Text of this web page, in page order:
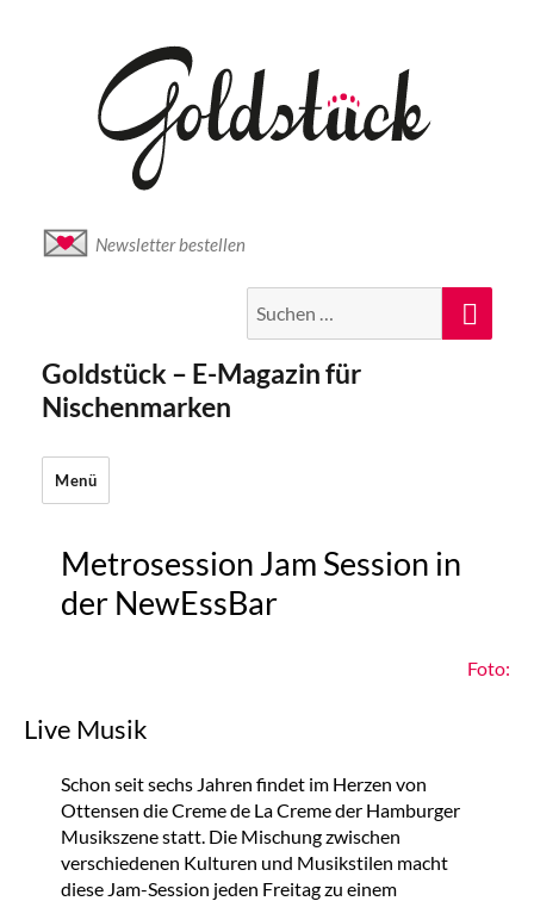
Newsletter bestellen
nach:
Goldstück – E-Magazin für
Nischenmarken
Menü
Metrosession Jam Session in
der NewEssBar
Foto:
Live Musik
Schon seit sechs Jahren findet im Herzen von
Ottensen die Creme de La Creme der Hamburger
Musikszene statt. Die Mischung zwischen
verschiedenen Kulturen und Musikstilen macht
diese Jam-Session jeden Freitag zu einem